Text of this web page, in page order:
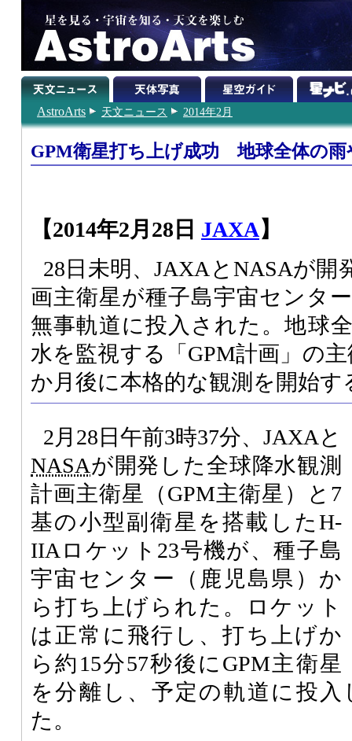
AstroArts 天文ニュース 2014年2月
GPM衛星打ち上げ成功 地球全体の雨
【2014年2月28日 JAXA】
28日未明、JAXAとNASAが開
画主衛星が種子島宇宙センタ
無事軌道に投入された。地球
水を監視する「GPM計画」の
か月後に本格的な観測を開始す
2月28日午前3時37分、JAXAと
NASAが開発した全球降水観測
計画主衛星（GPM主衛星）と7
基の小型副衛星を搭載したH-
IIAロケット23号機が、種子島
宇宙センター（鹿児島県）か
ら打ち上げられた。ロケット
は正常に飛行し、打ち上げか
ら約15分57秒後にGPM主衛星
を分離し、予定の軌道に投
た。